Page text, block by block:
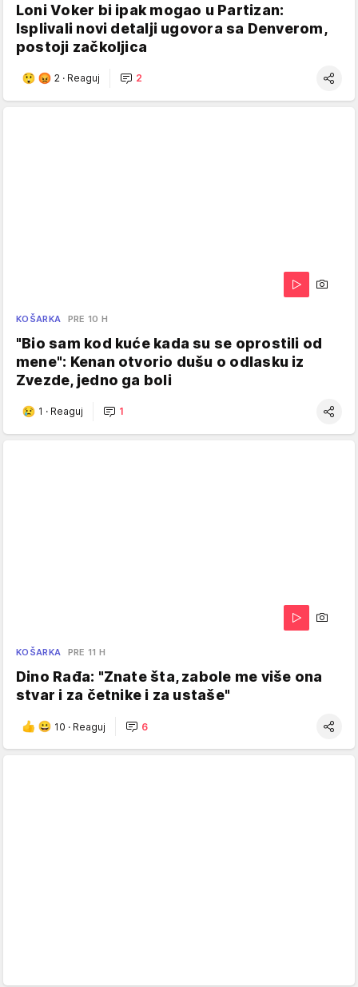
Loni Voker bi ipak mogao u Partizan:
Isplivali novi detalji ugovora sa Denverom,
postoji začkoljica
2 · Reaguj 2
KOŠARKA PRE 10 H
"Bio sam kod kuće kada su se oprostili od
mene": Kenan otvorio dušu o odlasku iz
Zvezde, jedno ga boli
1 · Reaguj 1
KOŠARKA PRE 11 H
Dino Rađa: "Znate šta, zabole me više ona
stvar i za četnike i za ustaše"
10 · Reaguj 6